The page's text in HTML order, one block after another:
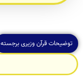
توضیحات قرآن وزیری برجسته